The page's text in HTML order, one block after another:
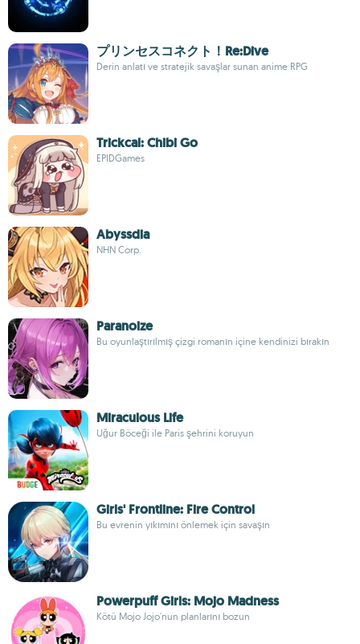
プリンセスコネクト！Re:Dive
Derin anlatı ve stratejik savaşlar sunan anime RPG
Trickcal: Chibi Go
EPIDGames
Abyssdia
NHN Corp.
Paranoize
Bu oyunlaştırılmış çizgi romanın içine kendinizi bırakın
Miraculous Life
Uğur Böceği ile Paris şehrini koruyun
Girls' Frontline: Fire Control
Bu evrenin yıkımını önlemek için savaşın
Powerpuff Girls: Mojo Madness
Kötü Mojo Jojo'nun planlarını bozun